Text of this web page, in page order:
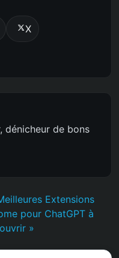
X
dénicheur de bons
Extensions
pour ChatGPT à
»